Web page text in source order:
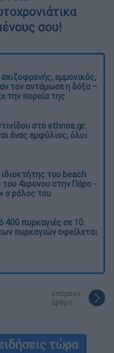
σου!
εμμονικός,
τον αντάμωσε η δόξα –
την πορεία της
στο ethnos.gr:
ένας εμφύλιος, όλοι
του beach
του 4χρονου στην Πάρο -
ο ρόλος του
400 πυρκαγιές σε 10
πυρκαγιών οφείλεται
επόμενο
άρθρο
τώρα